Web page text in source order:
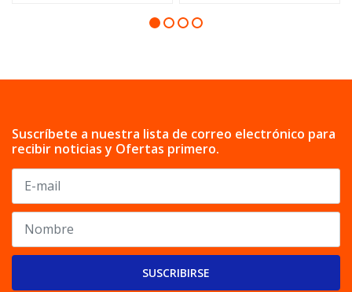
Suscríbete a nuestra lista de correo electrónico para
recibir noticias y Ofertas primero.
SUSCRIBIRSE